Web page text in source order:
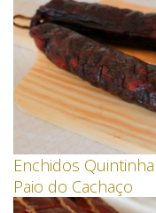
Enchidos
Paio do Cachaço